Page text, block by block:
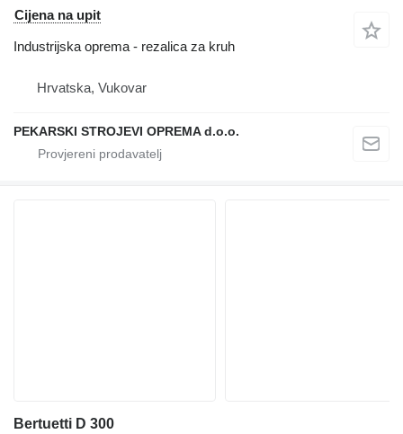
Cijena na upit
Industrijska oprema - rezalica za kruh
Hrvatska, Vukovar
PEKARSKI STROJEVI OPREMA d.o.o.
Bertuetti D 300